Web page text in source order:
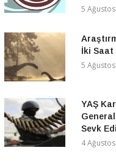
5
İki Saat
5
YAŞ
Sevk
4